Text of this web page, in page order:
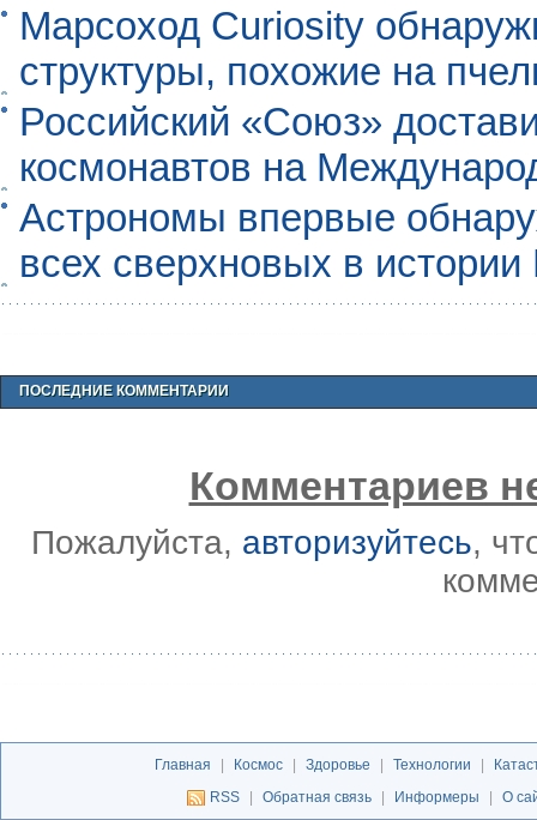
Марсоход Curiosity
структуры, похожие на
Российский «Союз»
космонавтов на
Астрономы впервые
всех сверхновых в
ПОСЛЕДНИЕ КОММЕНТАРИИ
Комментариев
Пожалуйста, авторизуйтесь,
Главная Космос Здоровье Технологии
RSS
Обратная связь Информеры О